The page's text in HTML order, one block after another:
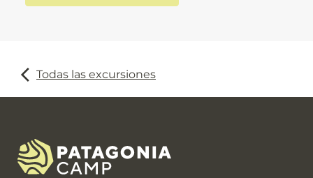
Todas las excursiones